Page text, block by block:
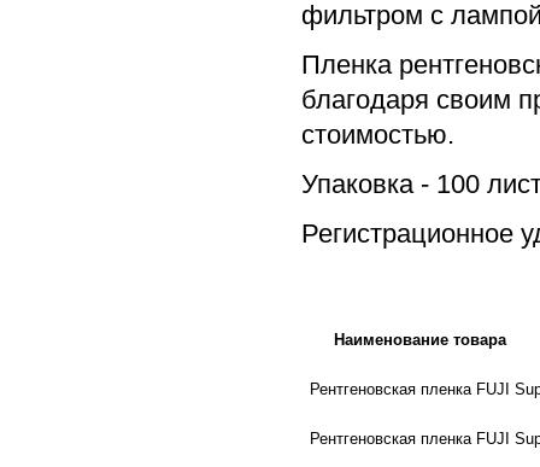
фильтром с
Пленка
благодаря своим
стоимостью.
Упаковка - 100
Регистрационное
Наименование товара
Рентгеновская пленка FUJI
Рентгеновская пленка FUJI